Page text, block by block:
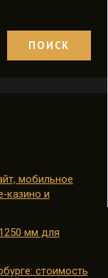
ПОИСК
мобильное
казино и
мм для
стоимость